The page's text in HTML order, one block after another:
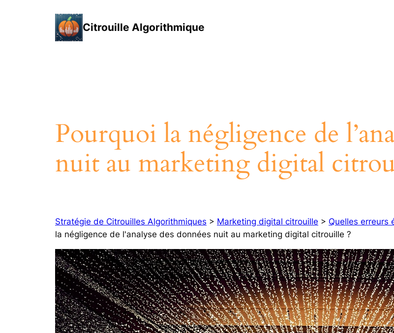
Citrouille Algorithmique
Pourquoi la négligence de
nuit au marketing digital
Stratégie de Citrouilles Algorithmiques > Marketing digital citrouille > Quelles erreurs
la négligence de l'analyse des données nuit au marketing digital citrouille ?